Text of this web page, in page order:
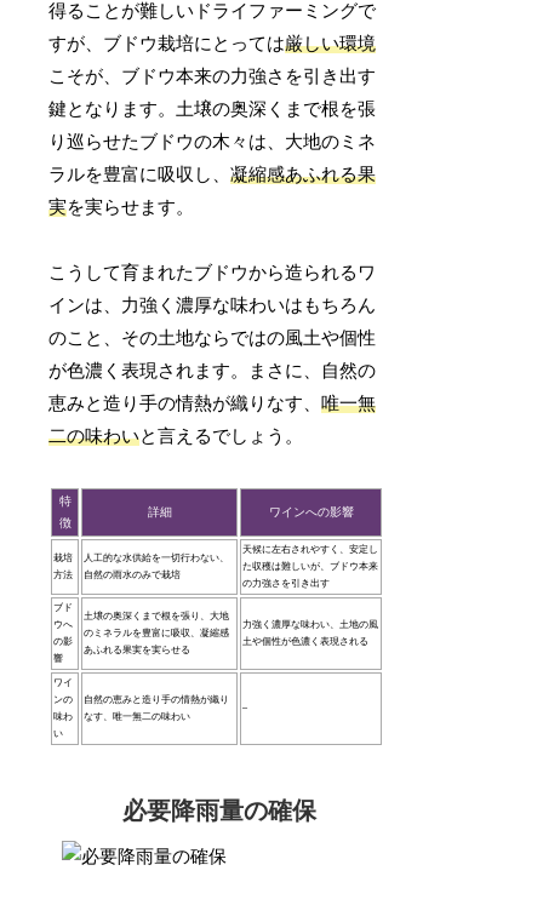
得ることが難しいドライファーミングで
すが、ブドウ栽培にとっては厳しい環境
こそが、ブドウ本来の力強さを引き出す
鍵となります。土壌の奥深くまで根を張
り巡らせたブドウの木々は、大地のミネ
ラルを豊富に吸収し、凝縮感あふれる果
実を実らせます。
こうして育まれたブドウから造られるワ
インは、力強く濃厚な味わいはもちろん
のこと、その土地ならではの風土や個性
が色濃く表現されます。まさに、自然の
恵みと造り手の情熱が織りなす、唯一無
二の味わいと言えるでしょう。
特
徴
詳細 ワインへの影響
栽培
方法
人工的な水供給を一切行わない、
自然の雨水のみで栽培
天候に左右されやすく、安定し
た収穫は難しいが、ブドウ本来
の力強さを引き出す
ブド
ウへ
の影
響
土壌の奥深くまで根を張り、大地
のミネラルを豊富に吸収、凝縮感
あふれる果実を実らせる
力強く濃厚な味わい、土地の風
土や個性が色濃く表現される
ワイ
ンの
味わ
い
自然の恵みと造り手の情熱が織り
なす、唯一無二の味わい
–
必要降雨量の確保